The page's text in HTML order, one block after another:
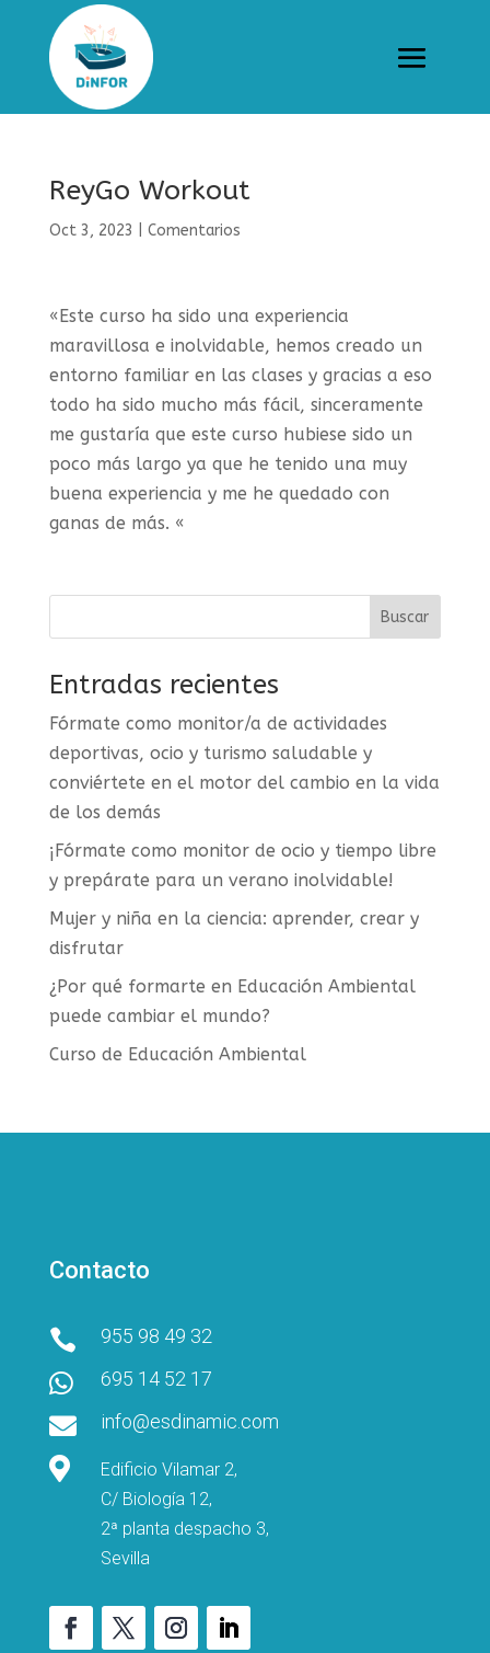
ReyGo Workout
Oct 3, 2023 Comentarios
«Este curso ha sido una experiencia
maravillosa e inolvidable, hemos creado un
entorno familiar en las clases y gracias a eso
todo ha sido mucho más fácil, sinceramente
me gustaría que este curso hubiese sido un
poco más largo ya que he tenido una muy
buena experiencia y me he quedado con
ganas de más. «
Entradas recientes
Fórmate como monitor/a de actividades
deportivas, ocio y turismo saludable y
conviértete en el motor del cambio en la vida
de los demás
¡Fórmate como monitor de ocio y tiempo libre
y prepárate para un verano inolvidable!
Mujer y niña en la ciencia: aprender, crear y
disfrutar
¿Por qué formarte en Educación Ambiental
puede cambiar el mundo?
Curso de Educación Ambiental
Contacto
 955 98 49 32
 695 14 52 17
 info@esdinamic.com

Edificio Vilamar 2,
C/ Biología 12,
2ª planta despacho 3,
Sevilla